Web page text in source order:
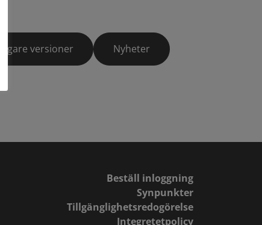
versioner Nyheter
Beställ inloggning
Synpunkter
Tillgänglighetsredogörelse
Integretetpolicy